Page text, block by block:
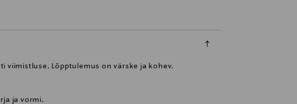
viimistluse. Lõpptulemus on värske ja kohev.
ja vormi.